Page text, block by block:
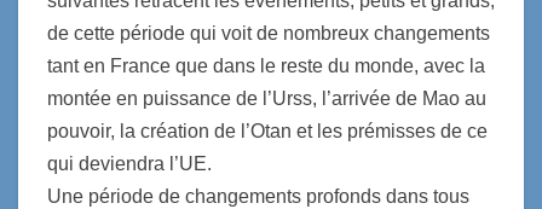
de cette période qui voit de nombreux changements
tant en France que dans le reste du monde, avec la
montée en puissance de l’Urss, l’arrivée de Mao au
pouvoir, la création de l’Otan et les prémisses de ce
qui deviendra l’UE.
Une période de changements profonds dans tous